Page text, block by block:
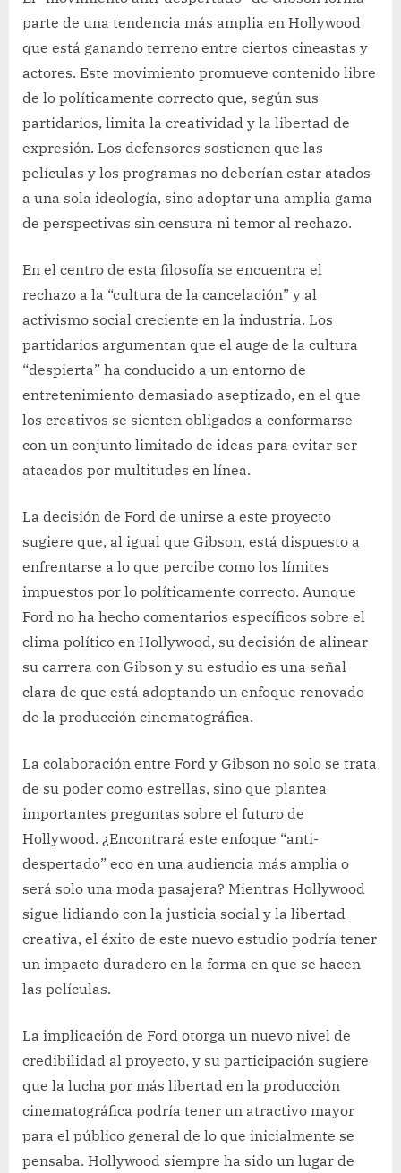
parte de una tendencia más amplia en Hollywood
que está ganando terreno entre ciertos cineastas y
actores. Este movimiento promueve contenido libre
de lo políticamente correcto que, según sus
partidarios, limita la creatividad y la libertad de
expresión. Los defensores sostienen que las
películas y los programas no deberían estar atados
a una sola ideología, sino adoptar una amplia gama
de perspectivas sin censura ni temor al rechazo.
En el centro de esta filosofía se encuentra el
rechazo a la “cultura de la cancelación” y al
activismo social creciente en la industria. Los
partidarios argumentan que el auge de la cultura
“despierta” ha conducido a un entorno de
entretenimiento demasiado aseptizado, en el que
los creativos se sienten obligados a conformarse
con un conjunto limitado de ideas para evitar ser
atacados por multitudes en línea.
La decisión de Ford de unirse a este proyecto
sugiere que, al igual que Gibson, está dispuesto a
enfrentarse a lo que percibe como los límites
impuestos por lo políticamente correcto. Aunque
Ford no ha hecho comentarios específicos sobre el
clima político en Hollywood, su decisión de alinear
su carrera con Gibson y su estudio es una señal
clara de que está adoptando un enfoque renovado
de la producción cinematográfica.
La colaboración entre Ford y Gibson no solo se trata
de su poder como estrellas, sino que plantea
importantes preguntas sobre el futuro de
Hollywood. ¿Encontrará este enfoque “anti-
despertado” eco en una audiencia más amplia o
será solo una moda pasajera? Mientras Hollywood
sigue lidiando con la justicia social y la libertad
creativa, el éxito de este nuevo estudio podría tener
un impacto duradero en la forma en que se hacen
las películas.
La implicación de Ford otorga un nuevo nivel de
credibilidad al proyecto, y su participación sugiere
que la lucha por más libertad en la producción
cinematográfica podría tener un atractivo mayor
para el público general de lo que inicialmente se
pensaba. Hollywood siempre ha sido un lugar de